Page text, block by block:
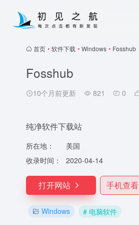
首页 • 软件下载 • Windows • Fosshub
Fosshub
10个月前更新 821 0
纯净软件下载站
所在地：
美国
收录时间：
2020-04-14
打开网站 手机查看
Windows # 电脑软件